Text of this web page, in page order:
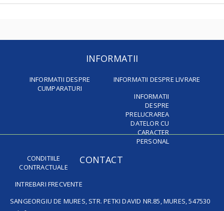
INFORMATII
INFORMATII DESPRE
CUMPARATURI
INFORMATII DESPRE LIVRARE
INFORMATII
DESPRE
PRELUCRAREA
DATELOR CU
CARACTER
PERSONAL
CONDITIILE
CONTRACTUALE
INTREBARI FRECVENTE
CONTACT
SANGEORGIU DE MURES, STR. PETKI DAVID NR.85, MURES, 547530